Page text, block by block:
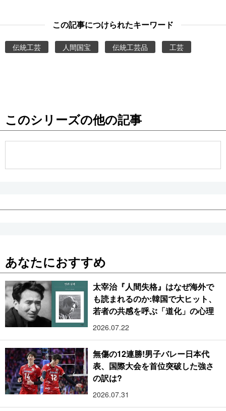
この記事につけられたキーワード
伝統工芸 人間国宝 伝統工芸品 工芸
このシリーズの他の記事
あなたにおすすめ
太宰治『人間失格』はなぜ海外で
も読まれるのか:韓国で大ヒット、
若者の共感を呼ぶ「道化」の心理
2026.07.22
無傷の12連勝!男子バレー日本代
表、国際大会を首位突破した強さ
の訳は?
2026.07.31